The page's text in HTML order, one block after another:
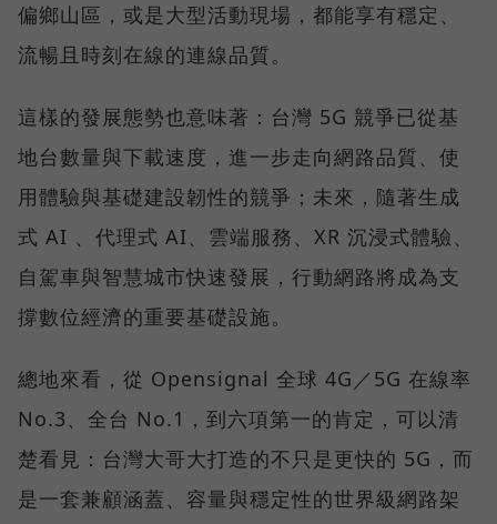
偏鄉山區，或是大型活動現場，都能享有穩定、
流暢且時刻在線的連線品質。
這樣的發展態勢也意味著：台灣 5G 競爭已從基
地台數量與下載速度，進一步走向網路品質、使
用體驗與基礎建設韌性的競爭；未來，隨著生成
式 AI 、代理式 AI、雲端服務、XR 沉浸式體驗、
自駕車與智慧城市快速發展，行動網路將成為支
撐數位經濟的重要基礎設施。
總地來看，從 Opensignal 全球 4G／5G 在線率
No.3、全台 No.1，到六項第一的肯定，可以清
楚看見：台灣大哥大打造的不只是更快的 5G，而
是一套兼顧涵蓋、容量與穩定性的世界級網路架